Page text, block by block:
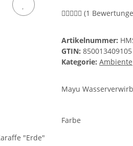
(1
Artikelnummer:
GTIN: 850013409105
Kategorie: Ambiente
Mayu
Farbe